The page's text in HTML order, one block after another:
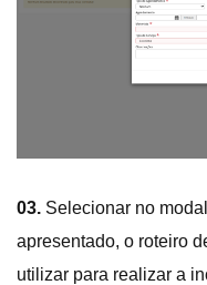
03. Selecionar no
apresentado, o roteiro
utilizar para realizar a